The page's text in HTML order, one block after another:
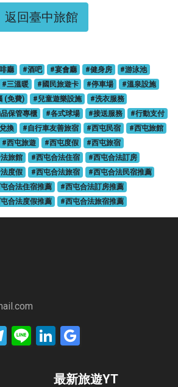
返回臺中旅館
廳 #酒吧 #宴會廳 #健身房
#游泳池
#三溫暖 #國民旅遊卡 #停車場
#溫泉設施
(免費) #兒童遊樂設施
#洗衣服務
保管專櫃 #各式球場 #接送服務
#行動支付
換 #自行車友善旅宿 #西屯民宿
#西屯旅館
#西屯旅遊 #西屯度假
#西屯旅宿
旅館 #西屯合法住宿
#西屯合法訂房
度假 #西屯合法旅宿
#西屯合法民宿推薦
合法住宿推薦
#西屯合法訂房推薦
合法度假推薦 #西屯合法旅宿推薦
Telegram
Line LinkedIn
最新旅遊YT